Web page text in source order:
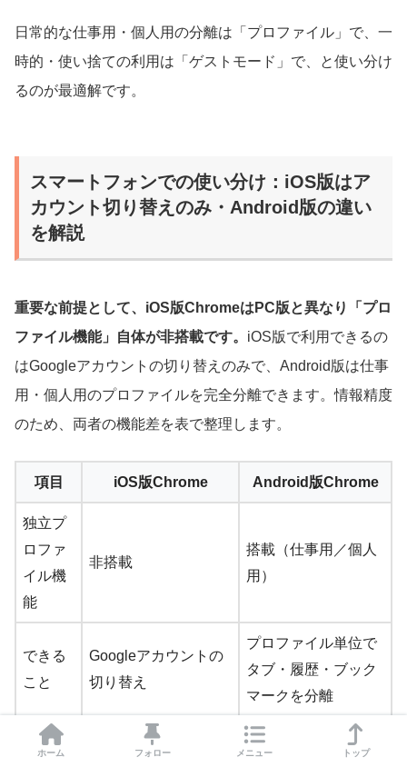
日常的な仕事用・個人用の分離は「プロファイル」で、一
時的・使い捨ての利用は「ゲストモード」で、と使い分け
るのが最適解です。
スマートフォンでの使い分け：iOS版はア
カウント切り替えのみ・Android版の違い
を解説
重要な前提として、iOS版ChromeはPC版と異なり「プロ
ファイル機能」自体が非搭載です。 iOS版で利用できるの
はGoogleアカウントの切り替えのみで、Android版は仕事
用・個人用のプロファイルを完全分離できます。情報精度
のため、両者の機能差を表で整理します。
項目 iOS版Chrome Android版Chrome
独立プ
ロファ
イル機
能
非搭載
搭載（仕事用／個人
用）
できる
こと
Googleアカウントの
切り替え
プロファイル単位で
タブ・履歴・ブック
マークを分離
データ
アカウント単位（同
プロファイル単位で
ホーム フォロー メニュー トップ